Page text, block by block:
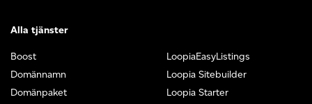
Alla tjänster
Boost
Domännamn
Domänpaket
LoopiaEasyListings
Loopia Sitebuilder
Loopia Starter